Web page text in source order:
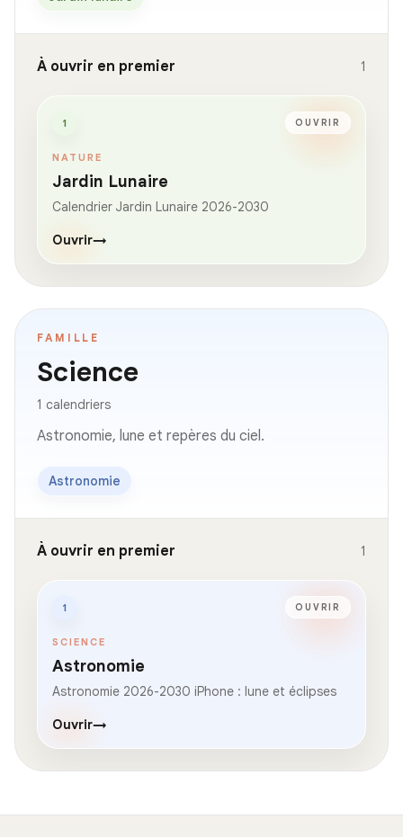
À ouvrir en premier 1
1 OUVRIR
NATURE
Jardin Lunaire
Calendrier Jardin Lunaire 2026-2030
Ouvrir→
FAMILLE
Science
1 calendriers
Astronomie, lune et repères du ciel.
Astronomie
À ouvrir en premier 1
1 OUVRIR
SCIENCE
Astronomie
Astronomie 2026-2030 iPhone : lune et éclipses
Ouvrir→